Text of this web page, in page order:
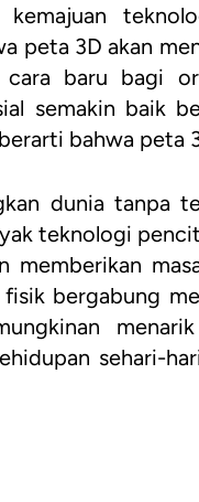
peta 3D akan
cara baru bagi
semakin baik
bahwa peta
dunia tanpa
teknologi
memberikan
bergabung
sehari-